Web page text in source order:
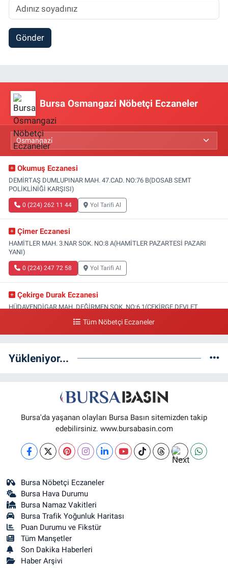
Gönder
Bursa Osmangazi Nöbetçi Eczaneler
Okumuş Eczanesi
DEMİRTAŞ DUMLUPINAR MAH. 47.CAD. NO:76 B(DOSAB SEMT
POLİKLİNİĞİ KARŞISI)
0 (224) 262 11 44 Yol Tarifi Al
Çimer Eczanesi
HAMİTLER MAH. 3.NAR SOK. NO:8 A(HAMİTLER PAZARTESİ PAZARI
YANI)
0 (224) 247 72 58 Yol Tarifi Al
Çekirge Durak Eczanesi
HÜDAVENDİGAR MAH. DEĞİRMEN SOK. NO:6 1(ÇEKİRGE DEVLET
Engin Eczanesi
0 (224) 232 04 02 Yol Tarifi Al
Altınoluk Eczanesi
BAŞARAN MAH. 3.BAŞARAN SOK. NO:4(BAŞARAN SAĞLIK OCAĞI YANI)
0 (224) 272 11 77 Yol Tarifi Al
ULU MAH. ULUBATLI HASAN BULVARI (ANKARA YOLU) NO:64 A(ÖZEL
ARİTMİ OSMANGAZİ HASTANESİ ACİL YANI)
0 (224) 251 33 44 Yol Tarifi Al
Tüm Nöbetçi Eczaneler
Yükleniyor...
Bursa'da yaşanan olayları Bursa Basın sitemizden takip
edebilirsiniz. www.bursabasin.com
Bursa Nöbetçi Eczaneler
Bursa Hava Durumu
Bursa Namaz Vakitleri
Bursa Trafik Yoğunluk Haritası
Puan Durumu ve Fikstür
Tüm Manşetler
Son Dakika Haberleri
Haber Arşivi